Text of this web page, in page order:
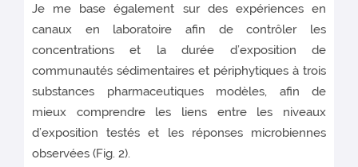
Je me base également sur des expériences en
canaux en laboratoire afin de contrôler les
concentrations et la durée d’exposition de
communautés sédimentaires et périphytiques à trois
substances pharmaceutiques modèles, afin de
mieux comprendre les liens entre les niveaux
d’exposition testés et les réponses microbiennes
observées (Fig. 2).